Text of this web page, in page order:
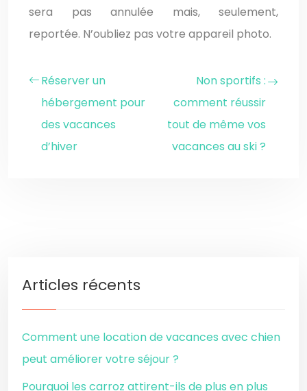
sera pas annulée mais, seulement,
reportée. N’oubliez pas votre appareil photo.
Réserver un
hébergement pour
des vacances
d’hiver
Non sportifs :
comment réussir
tout de même vos
vacances au ski ?
Articles récents
Comment une location de vacances avec chien
peut améliorer votre séjour ?
Pourquoi les carroz attirent-ils de plus en plus